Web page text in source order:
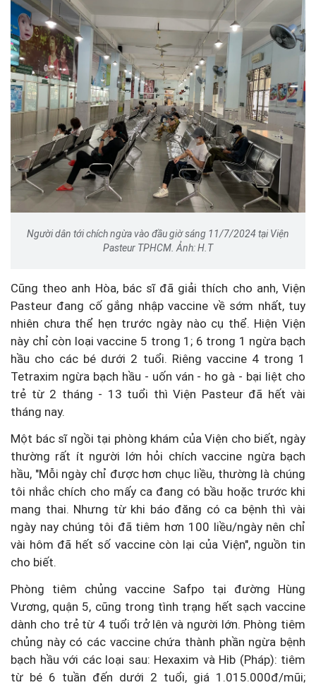
Người dân tới chích ngừa vào đầu giờ sáng 11/7/2024 tại Viện
Pasteur TPHCM. Ảnh: H.T
Cũng theo anh Hòa, bác sĩ đã giải thích cho anh, Viện
Pasteur đang cố gắng nhập vaccine về sớm nhất, tuy
nhiên chưa thể hẹn trước ngày nào cụ thể. Hiện Viện
này chỉ còn loại vaccine 5 trong 1; 6 trong 1 ngừa bạch
hầu cho các bé dưới 2 tuổi. Riêng vaccine 4 trong 1
Tetraxim ngừa bạch hầu - uốn ván - ho gà - bại liệt cho
trẻ từ 2 tháng - 13 tuổi thì Viện Pasteur đã hết vài
tháng nay.
Một bác sĩ ngồi tại phòng khám của Viện cho biết, ngày
thường rất ít người lớn hỏi chích vaccine ngừa bạch
hầu, "Mỗi ngày chỉ được hơn chục liều, thường là chúng
tôi nhắc chích cho mấy ca đang có bầu hoặc trước khi
mang thai. Nhưng từ khi báo đăng có ca bệnh thì vài
ngày nay chúng tôi đã tiêm hơn 100 liều/ngày nên chỉ
vài hôm đã hết số vaccine còn lại của Viện", nguồn tin
cho biết.
Phòng tiêm chủng vaccine Safpo tại đường Hùng
Vương, quận 5, cũng trong tình trạng hết sạch vaccine
dành cho trẻ từ 4 tuổi trở lên và người lớn. Phòng tiêm
chủng này có các vaccine chứa thành phần ngừa bệnh
bạch hầu với các loại sau: Hexaxim và Hib (Pháp): tiêm
từ bé 6 tuần đến dưới 2 tuổi, giá 1.015.000đ/mũi;